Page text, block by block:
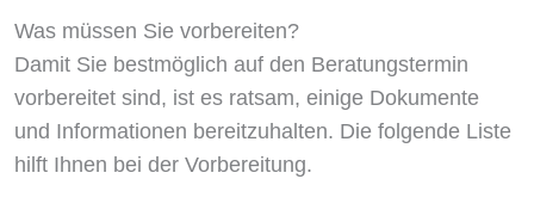
Was müssen Sie vorbereiten?
Damit Sie bestmöglich auf den Beratungstermin
vorbereitet sind, ist es ratsam, einige Dokumente
und Informationen bereitzuhalten. Die folgende Liste
hilft Ihnen bei der Vorbereitung.